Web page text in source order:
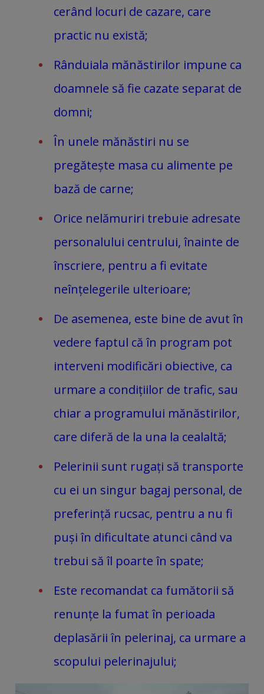
cerând locuri de cazare, care
practic nu există;
Rânduiala mănăstirilor impune ca
doamnele să fie cazate separat de
domni;
În unele mănăstiri nu se
pregătește masa cu alimente pe
bază de carne;
Orice nelămuriri trebuie adresate
personalului centrului, înainte de
înscriere, pentru a fi evitate
neînțelegerile ulterioare;
De asemenea, este bine de avut în
vedere faptul că în program pot
interveni modificări obiective, ca
urmare a condițiilor de trafic, sau
chiar a programului mănăstirilor,
care diferă de la una la cealaltă;
Pelerinii sunt rugați să transporte
cu ei un singur bagaj personal, de
preferință rucsac, pentru a nu fi
puși în dificultate atunci când va
trebui să îl poarte în spate;
Este recomandat ca fumătorii să
renunțe la fumat în perioada
deplasării în pelerinaj, ca urmare a
scopului pelerinajului;